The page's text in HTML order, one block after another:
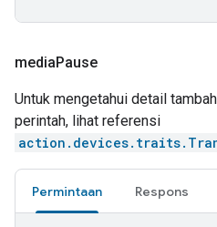
mediaPause
Untuk mengetahui detail
perintah, lihat referensi
Permintaan Respons